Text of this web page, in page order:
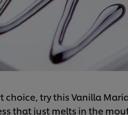
choice, try this Vanilla
that just melts in the